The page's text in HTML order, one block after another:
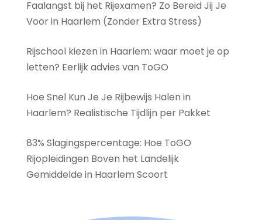
Faalangst bij het Rijexamen? Zo Bereid Jij Je
Voor in Haarlem (Zonder Extra Stress)
Rijschool kiezen in Haarlem: waar moet je op
letten? Eerlijk advies van ToGO
Hoe Snel Kun Je Je Rijbewijs Halen in
Haarlem? Realistische Tijdlijn per Pakket
83% Slagingspercentage: Hoe ToGO
Rijopleidingen Boven het Landelijk
Gemiddelde in Haarlem Scoort